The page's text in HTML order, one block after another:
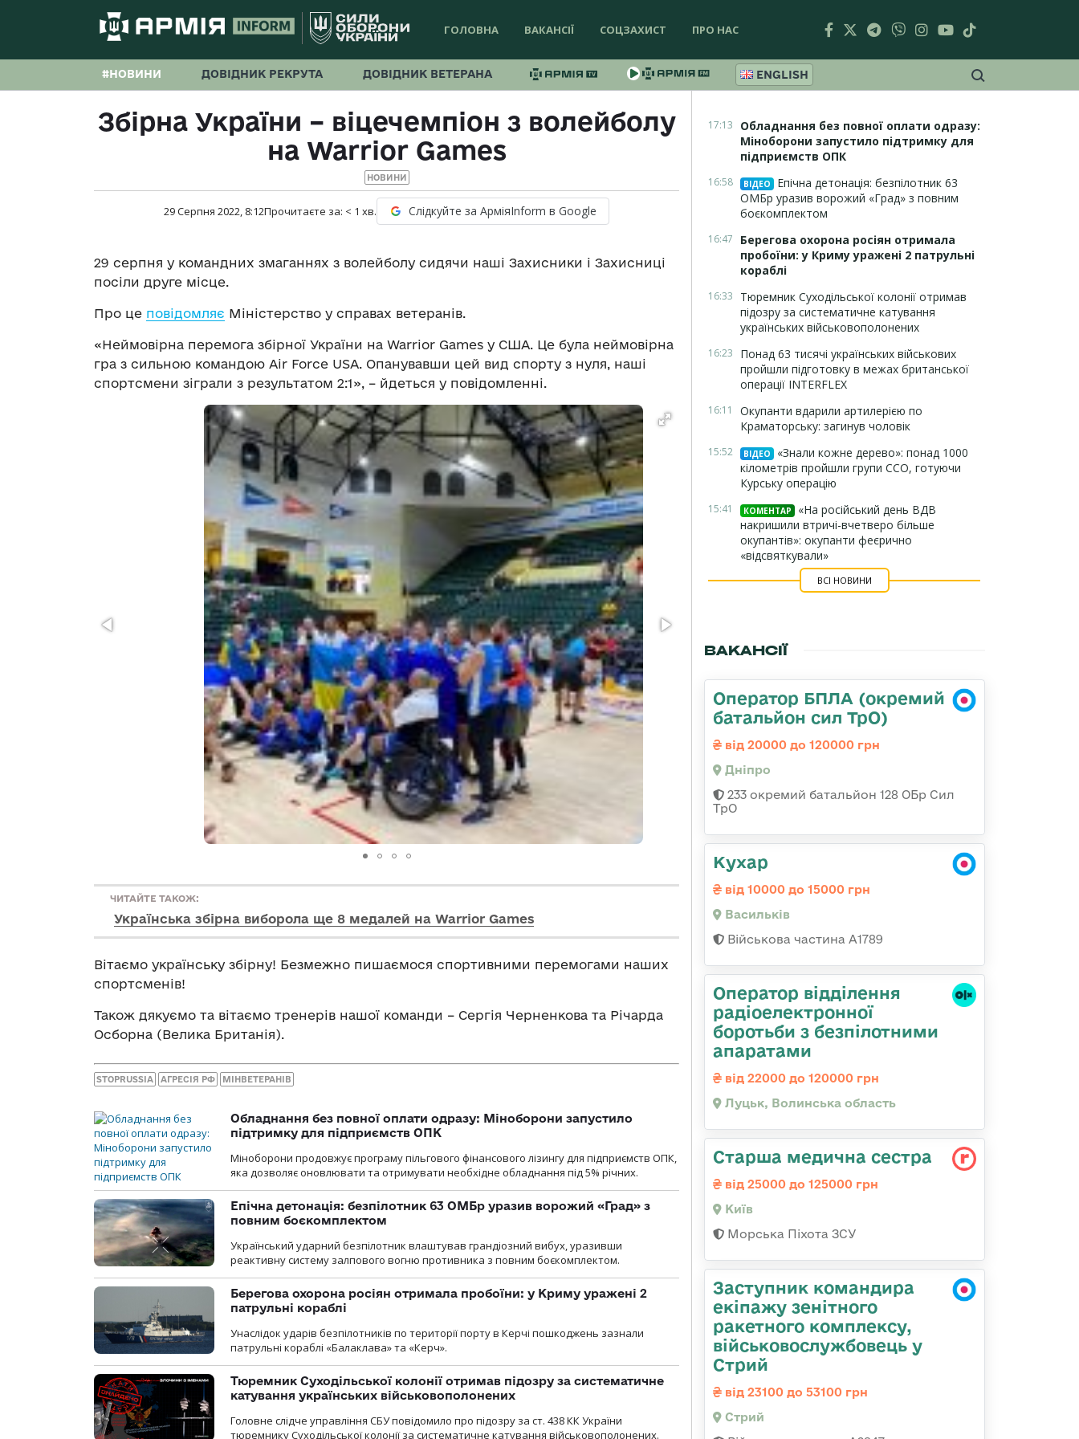
ГОЛОВНА ВАКАНСІЇ СОЦЗАХИСТ ПРО НАС
#НОВИНИ ДОВІДНИК РЕКРУТА ДОВІДНИК ВЕТЕРАНА ENGLISH
Збірна України – віцечемпіон з волейболу
на Warrior Games
НОВИНИ
29 Серпня 2022, 8:12Прочитаєте за: < 1 хв. Слідкуйте за АрміяInform в Google
29 серпня у командних змаганнях з волейболу сидячи наші Захисники і Захисниці
посіли друге місце.
Про це повідомляє Міністерство у справах ветеранів.
«Неймовірна перемога збірної України на Warrior Games у США. Це була неймовірна
гра з сильною командою Air Force USA. Опанувавши цей вид спорту з нуля, наші
спортсмени зіграли з результатом 2:1», – йдеться у повідомленні.
ЧИТАЙТЕ ТАКОЖ:
Українська збірна виборола ще 8 медалей на Warrior Games
Вітаємо українську збірну! Безмежно пишаємося спортивними перемогами наших
спортсменів!
Також дякуємо та вітаємо тренерів нашої команди – Сергія Черненкова та Річарда
Осборна (Велика Британія).
STOPRUSSIA АГРЕСІЯ РФ МІНВЕТЕРАНІВ
Обладнання без повної оплати одразу: Міноборони запустило
підтримку для підприємств ОПК
Міноборони продовжує програму пільгового фінансового лізингу для підприємств ОПК,
яка дозволяє оновлювати та отримувати необхідне обладнання під 5% річних.
Епічна детонація: безпілотник 63 ОМБр уразив ворожий «Град» з
повним боєкомплектом
Український ударний безпілотник влаштував грандіозний вибух, уразивши
реактивну систему залпового вогню противника з повним боєкомплектом.
Берегова охорона росіян отримала пробоїни: у Криму уражені 2
патрульні кораблі
Унаслідок ударів безпілотників по території порту в Керчі пошкоджень зазнали
патрульні кораблі «Балаклава» та «Керч».
Тюремник Суходільської колонії отримав підозру за систематичне
катування українських військовополонених
Головне слідче управління СБУ повідомило про підозру за ст. 438 КК України
тюремнику Суходільської колонії за систематичне катування військовополонених.
17:13
Обладнання без повної оплати одразу:
Міноборони запустило підтримку для
підприємств ОПК
16:58 ВІДЕО
Епічна детонація: безпілотник 63
ОМБр уразив ворожий «Град» з повним
боєкомплектом
16:47
Берегова охорона росіян отримала
пробоїни: у Криму уражені 2 патрульні
кораблі
16:33
Тюремник Суходільської колонії отримав
підозру за систематичне катування
українських військовополонених
16:23
Понад 63 тисячі українських військових
пройшли підготовку в межах британської
операції INTERFLEX
16:11
Окупанти вдарили артилерією по
Краматорську: загинув чоловік
15:52 ВІДЕО
«Знали кожне дерево»: понад 1000
кілометрів пройшли групи ССО, готуючи
Курську операцію
15:41 КОМЕНТАР
«На російський день ВДВ
накришили втричі-вчетверо більше
окупантів»: окупанти феєрично
«відсвяткували»
ВСІ НОВИНИ
ВАКАНСІЇ
Оператор БПЛА (окремий
батальйон сил ТрО)
від 20000 до 120000 грн
Дніпро
233 окремий батальйон 128 ОБр Сил
ТрО
Кухар
від 10000 до 15000 грн
Васильків
Військова частина А1789
Оператор відділення
радіоелектронної
боротьби з безпілотними
апаратами
від 22000 до 120000 грн
Луцьк, Волинська область
Старша медична сестра
від 25000 до 125000 грн
Київ
Морська Піхота ЗСУ
Заступник командира
екіпажу зенітного
ракетного комплексу,
військовослужбовець у
Стрий
від 23100 до 53100 грн
Стрий